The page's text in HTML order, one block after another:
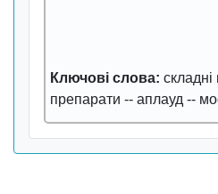
Ключові слова: складні
препарати -- аплауд --